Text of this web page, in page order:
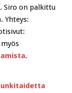
Siro on palkittu
Yhteys:
myös
.